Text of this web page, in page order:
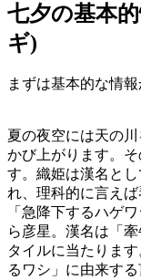
七夕の基本
ギ)
まずは基本的な情
夏の夜空には天の
かび上がります。
す。織姫は漢名と
れ、理科的に言え
「急降下するハゲ
ら彦星。漢名は「
タイルに当たりま
るワシ」に由来す